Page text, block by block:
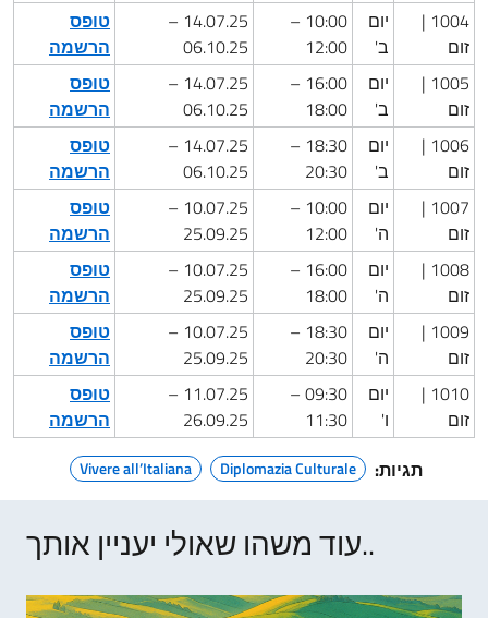
1004 |
זום
יום
ב'
10:00 –
12:00
14.07.25 –
06.10.25
טופס
הרשמה
1005 |
זום
יום
ב'
16:00 –
18:00
14.07.25 –
06.10.25
טופס
הרשמה
1006 |
זום
יום
ב'
18:30 –
20:30
14.07.25 –
06.10.25
טופס
הרשמה
1007 |
זום
יום
ה'
10:00 –
12:00
10.07.25 –
25.09.25
טופס
הרשמה
1008 |
זום
יום
ה'
16:00 –
18:00
10.07.25 –
25.09.25
טופס
הרשמה
1009 |
זום
יום
ה'
18:30 –
20:30
10.07.25 –
25.09.25
טופס
הרשמה
1010 |
זום
יום
ו'
09:30 –
11:30
11.07.25 –
26.09.25
טופס
הרשמה
תגיות:
Diplomazia Culturale
Vivere all’Italiana
עוד משהו שאולי יעניין אותך..